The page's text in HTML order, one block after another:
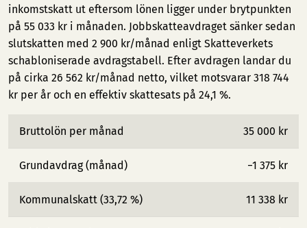
inkomstskatt ut eftersom lönen ligger under brytpunkten
på 55 033 kr i månaden. Jobbskatteavdraget sänker sedan
slutskatten med 2 900 kr/månad enligt Skatteverkets
schabloniserade avdragstabell. Efter avdragen landar du
på cirka 26 562 kr/månad netto, vilket motsvarar 318 744
kr per år och en effektiv skattesats på 24,1 %.
Bruttolön per månad 35 000 kr
Grundavdrag (månad) −1 375 kr
Kommunalskatt (33,72 %) 11 338 kr